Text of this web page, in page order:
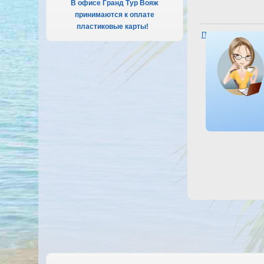
В офисе Гранд Тур Вояж
принимаются к оплате
пластиковые карты!
Посмотреть